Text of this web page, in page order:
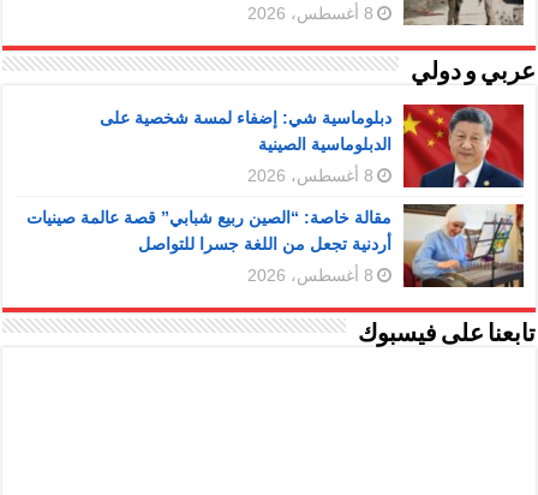
8 أغسطس، 2026
عربي و دولي
دبلوماسية شي: إضفاء لمسة شخصية على
الدبلوماسية الصينية
8 أغسطس، 2026
مقالة خاصة: “الصين ربيع شبابي” قصة عالمة صينيات
أردنية تجعل من اللغة جسرا للتواصل
8 أغسطس، 2026
تابعنا على فيسبوك